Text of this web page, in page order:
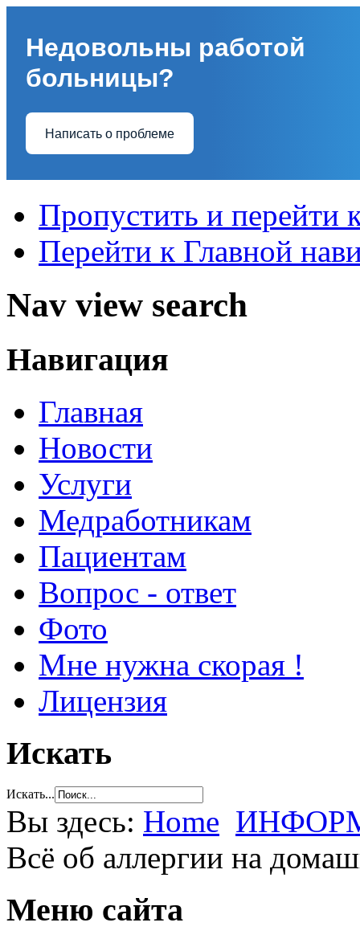
Недовольны работой
больницы?
Написать о проблеме
Пропустить и перейти
Перейти к Главной
Nav view search
Навигация
Главная
Новости
Услуги
Медработникам
Пациентам
Вопрос - ответ
Фото
Мне нужна скорая !
Лицензия
Искать
Искать...
Вы здесь: Home
Всё об аллергии на
Меню сайта